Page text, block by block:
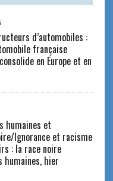
d’automobiles :
française
en Europe et en
humaines et
Ignorance et racisme
: la race noire
humaines, hier